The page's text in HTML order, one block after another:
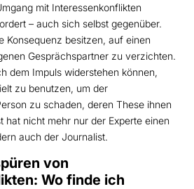
mit Interessenkonflikten
– auch sich selbst gegenüber.
Konsequenz besitzen, auf einen
Gesprächspartner zu verzichten.
dem Impuls widerstehen können,
zu benutzen, um der
zu schaden, deren These ihnen
hat nicht mehr nur der Experte einen
auch der Journalist.
von
Wo finde ich